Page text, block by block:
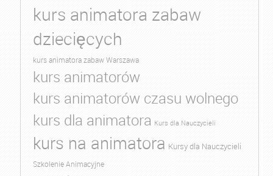
kurs animatora zabaw
dziecięcych
kurs animatora zabaw Warszawa
kurs animatorów
kurs animatorów czasu wolnego
kurs dla animatora Kurs dla Nauczycieli
kurs na animatora Kursy dla Nauczycieli
Szkolenie Animacyjne